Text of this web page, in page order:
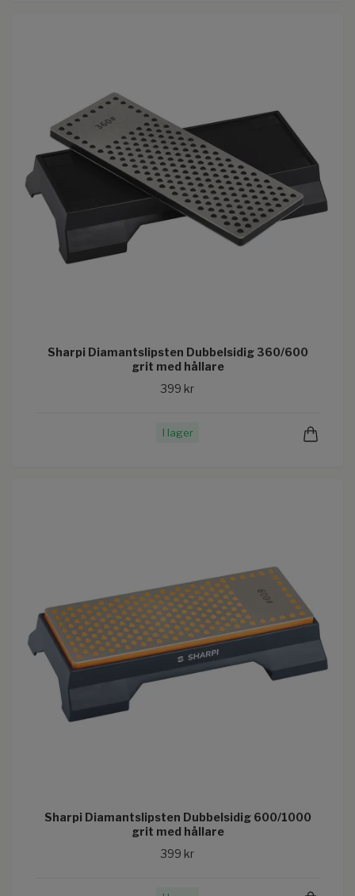
Sharpi Diamantslipsten Dubbelsidig 360/600
grit med hållare
399 kr
I lager
Sharpi Diamantslipsten Dubbelsidig 600/1000
grit med hållare
399 kr